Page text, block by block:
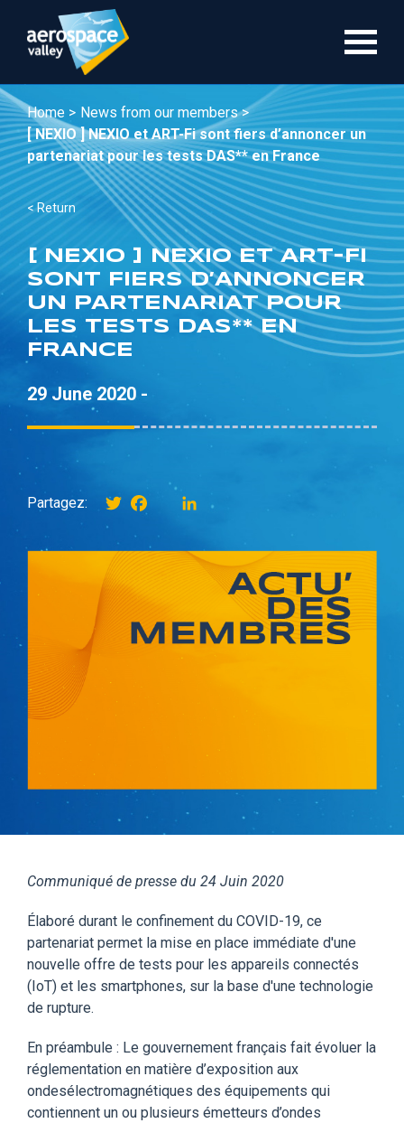
main
Home > News from our members >
[ NEXIO ] NEXIO et ART-Fi sont fiers d’annoncer un
partenariat pour les tests DAS** en France
< Return
[ NEXIO ] NEXIO ET ART-FI
SONT FIERS D’ANNONCER
UN PARTENARIAT POUR
LES TESTS DAS** EN
FRANCE
29 June 2020 -
Partagez: TwitterFacebookinstagram
Communiqué de presse du 24 Juin 2020
Élaboré durant le confinement du COVID-19, ce
partenariat permet la mise en place immédiate d'une
nouvelle offre de tests pour les appareils connectés
(IoT) et les smartphones, sur la base d'une technologie
de rupture.
En préambule : Le gouvernement français fait évoluer la
réglementation en matière d’exposition aux
ondesélectromagnétiques des équipements qui
contiennent un ou plusieurs émetteurs d’ondes